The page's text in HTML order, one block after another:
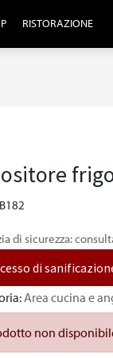
RISTORAZIONE
di sicurezza:
di
Area cucina e
non